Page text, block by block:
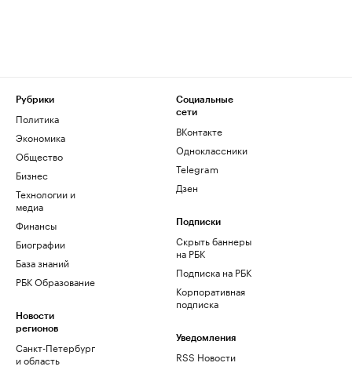
Рубрики
Политика
Экономика
Общество
Бизнес
Технологии и
медиа
Финансы
Биографии
База знаний
РБК Образование
Новости
регионов
Санкт-Петербург
и область
Социальные
сети
ВКонтакте
Одноклассники
Telegram
Дзен
Подписки
Скрыть баннеры
на РБК
Подписка на РБК
Корпоративная
подписка
Уведомления
RSS Новости